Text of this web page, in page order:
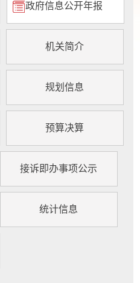
机关简介
规划信息
预算决算
接诉即办事项公示
统计信息
政府信息公开年报